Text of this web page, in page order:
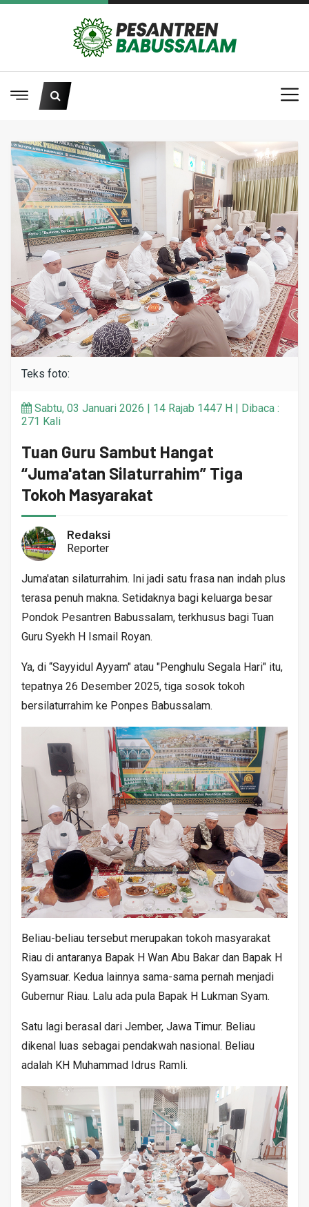
Teks foto:
Sabtu, 03 Januari 2026 | 14 Rajab 1447 H | Dibaca :
271 Kali
Tuan Guru Sambut Hangat
“Juma'atan Silaturrahim” Tiga
Tokoh Masyarakat
Redaksi
Reporter
Juma'atan silaturrahim. Ini jadi satu frasa nan indah plus
terasa penuh makna. Setidaknya bagi keluarga besar
Pondok Pesantren Babussalam, terkhusus bagi Tuan
Guru Syekh H Ismail Royan.
Ya, di “Sayyidul Ayyam" atau "Penghulu Segala Hari" itu,
tepatnya 26 Desember 2025, tiga sosok tokoh
bersilaturrahim ke Ponpes Babussalam.
Beliau-beliau tersebut merupakan tokoh masyarakat
Riau di antaranya Bapak H Wan Abu Bakar dan Bapak H
Syamsuar. Kedua lainnya sama-sama pernah menjadi
Gubernur Riau. Lalu ada pula Bapak H Lukman Syam.
Satu lagi berasal dari Jember, Jawa Timur. Beliau
dikenal luas sebagai pendakwah nasional. Beliau
adalah KH Muhammad Idrus Ramli.